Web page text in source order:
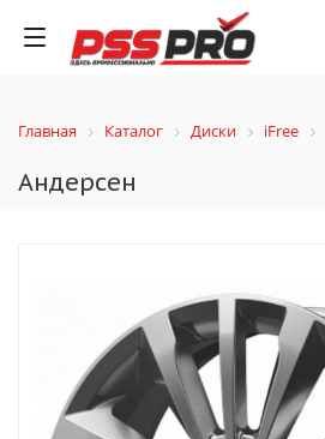
Главная Каталог Диски iFree
Андерсен